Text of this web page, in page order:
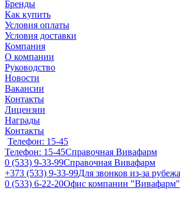
Бренды
Как купить
Условия оплаты
Условия доставки
Компания
О компании
Руководство
Новости
Вакансии
Контакты
Лицензии
Награды
Контакты
Телефон: 15-45
Телефон: 15-45Справочная Вивафарм
0 (533) 9-33-99Справочная Вивафарм
+373 (533) 9-33-99Для звонков из-за рубежа
0 (533) 6-22-20Офис компании "Вивафарм"